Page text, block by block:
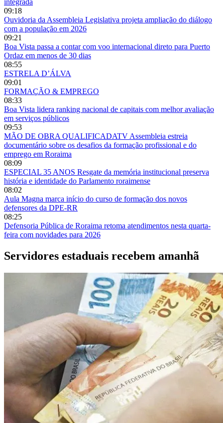
integrada
09:18
Ouvidoria da Assembleia Legislativa projeta ampliação do diálogo
com a população em 2026
09:21
Boa Vista passa a contar com voo internacional direto para Puerto
Ordaz em menos de 30 dias
08:55
ESTRELA D’ÁLVA
09:01
FORMAÇÃO & EMPREGO
08:33
Boa Vista lidera ranking nacional de capitais com melhor avaliação
em serviços públicos
09:53
MÃO DE OBRA QUALIFICADATV Assembleia estreia
documentário sobre os desafios da formação profissional e do
emprego em Roraima
08:09
ESPECIAL 35 ANOS Resgate da memória institucional preserva
história e identidade do Parlamento roraimense
08:02
Aula Magna marca início do curso de formação dos novos
defensores da DPE-RR
08:25
Defensoria Pública de Roraima retoma atendimentos nesta quarta-
feira com novidades para 2026
Servidores estaduais recebem amanhã